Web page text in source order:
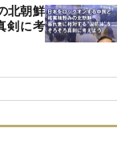
北朝鮮
剣に考